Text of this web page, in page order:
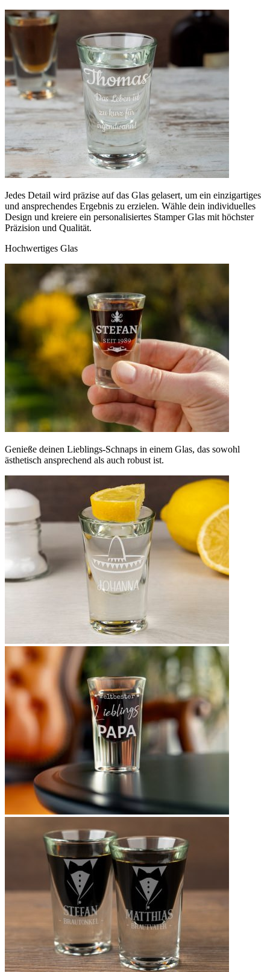
Jedes Detail wird präzise auf das Glas gelasert, um ein einzigartiges
und ansprechendes Ergebnis zu erzielen. Wähle dein individuelles
Design und kreiere ein personalisiertes Stamper Glas mit höchster
Präzision und Qualität.
Hochwertiges Glas
Genieße deinen Lieblings-Schnaps in einem Glas, das sowohl
ästhetisch ansprechend als auch robust ist.